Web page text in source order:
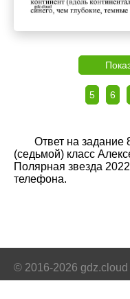
5 6
Ответ на задание
(седьмой) класс
Полярная звезда
телефона.
© 2016-2026 gdz.cloud